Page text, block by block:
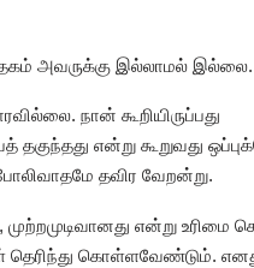
அவருக்கு இல்லாமல் இல்லை.
நான் கூறியிருப்பது
தகுந்தது என்று கூறுவது
தவிர வேறன்று.
என்று உரிமை
தெரிந்து கொள்ளவேண்டும்.